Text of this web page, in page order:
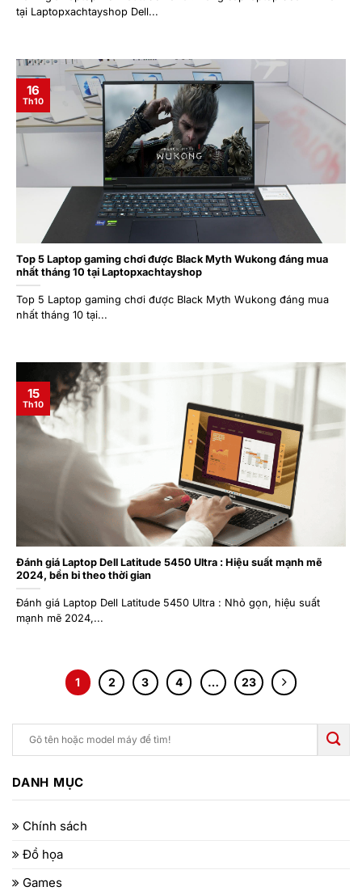
tại Laptopxachtayshop Dell...
Top 5 Laptop gaming chơi được Black Myth Wukong đáng mua
nhất tháng 10 tại Laptopxachtayshop
Top 5 Laptop gaming chơi được Black Myth Wukong đáng mua
nhất tháng 10 tại...
16
Th10
Đánh giá Laptop Dell Latitude 5450 Ultra : Hiệu suất mạnh mẽ
2024, bền bỉ theo thời gian
Đánh giá Laptop Dell Latitude 5450 Ultra : Nhỏ gọn, hiệu suất
mạnh mẽ 2024,...
15
Th10
1 2 3 4 … 23
DANH MỤC
Chính sách
Đồ họa
Games